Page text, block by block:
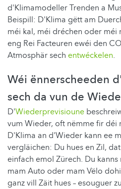
d'Klimamodeller Trenden a
Beispill: D'Klima gëtt am
méi kal, méi dréchen oder méi
eng Rei Facteuren ewéi den CO
Atmosphär sech entwéckelen.
Wéi ënnerscheeden
sech da vun de
D'Wiederprevisioune
vum Wieder, oft nëmme fir déi
D'Klima an d'Wieder kann ee
vergläichen: Du hues en Zil,
einfach emol Zürech. Du
mam Auto oder mam Vëlo
ganz vill Zäit hues – esouguer